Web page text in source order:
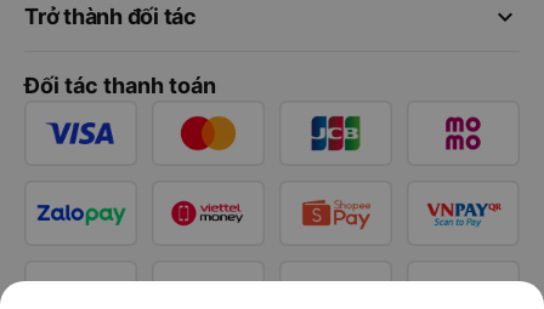
keyboard_arrow_down
Trở thành đối tác
Đối tác thanh toán